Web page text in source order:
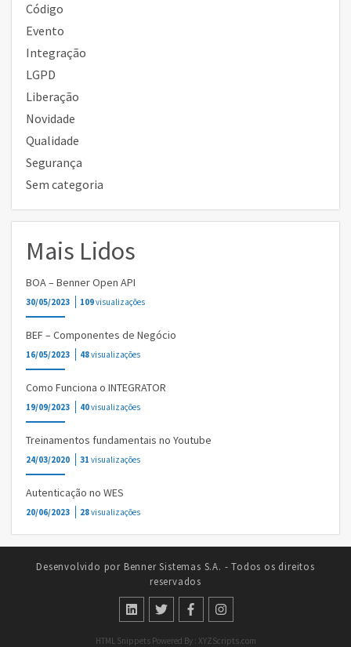
Código
Evento
Integração
LGPD
Liberação
Novidade
Qualidade
Segurança
Sem categoria
Mais Lidos
BOA – Benner Open API
30/05/2023 109visualizações
BEF – Componentes de Negócio
16/05/2023 48visualizações
Como Funciona o INTEGRATOR
19/09/2023 40visualizações
Treinamentos fundamentais no Youtube
24/03/2020 31 visualizações
Autenticação no WES
20/06/2023 28visualizações
Desenvolvido por Benner Sistemas S.A. - Todos os direitos
reservados
HTML SnippetsPowered By : XYZScripts.com